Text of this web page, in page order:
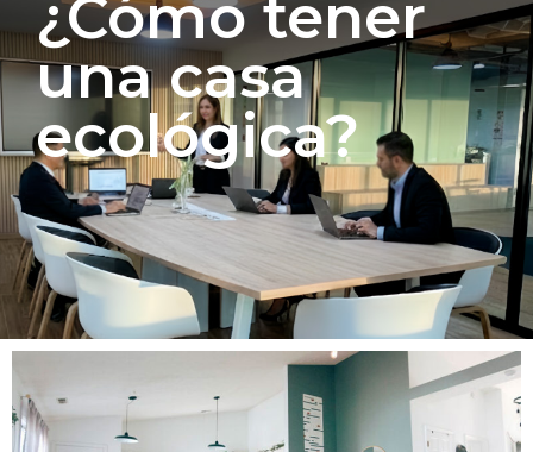
¿Cómo tener
una casa
ecológica?